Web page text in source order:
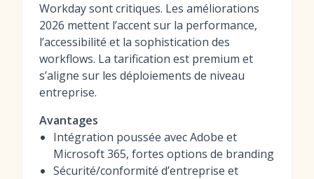
Workday sont critiques. Les améliorations
2026 mettent l’accent sur la performance,
l’accessibilité et la sophistication des
workflows. La tarification est premium et
s’aligne sur les déploiements de niveau
entreprise.
Avantages
Intégration poussée avec Adobe et
Microsoft 365, fortes options de branding
Sécurité/conformité d’entreprise et